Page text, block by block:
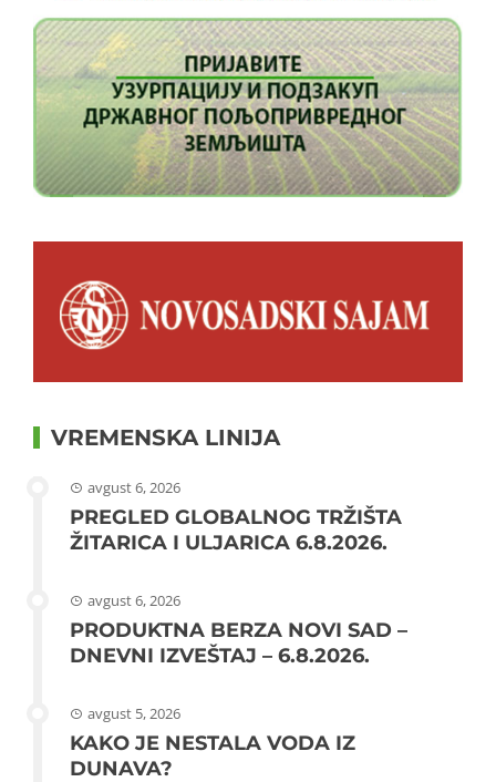
VREMENSKA LINIJA
avgust 6, 2026
PREGLED GLOBALNOG TRŽIŠTA
ŽITARICA I ULJARICA 6.8.2026.
avgust 6, 2026
PRODUKTNA BERZA NOVI SAD –
DNEVNI IZVEŠTAJ – 6.8.2026.
avgust 5, 2026
KAKO JE NESTALA VODA IZ
DUNAVA?